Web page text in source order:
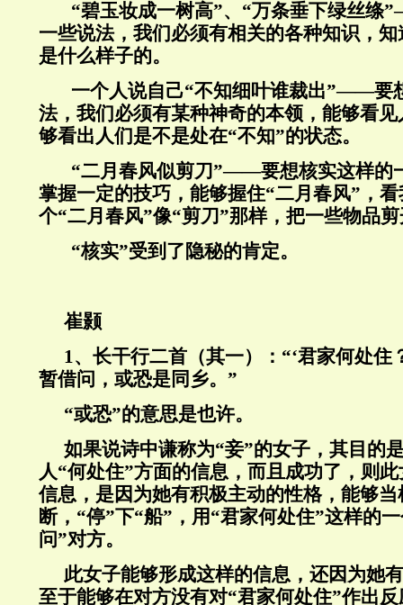
“碧玉妆成一树高”、“万条垂下绿丝
一些说法，我们必须有相关的各种知识，
是什么样子的。
一个人说自己“不知细叶谁裁出”——要
法，我们必须有某种神奇的本领，能够看
够看出人们是不是处在“不知”的状态。
“二月春风似剪刀”——要想核实这样的
掌握一定的技巧，能够握住“二月春风”，
个“二月春风”像“剪刀”那样，把一些物品
“核实”受到了隐秘的肯定。
崔颢
1、长干行二首（其一）：“‘君家何处住
暂借问，或恐是同乡。”
“或恐”的意思是也许。
如果说诗中谦称为“妾”的女子，其目的
人“何处住”方面的信息，而且成功了，则
信息，是因为她有积极主动的性格，能够当
断，“停”下“船”，用“君家何处住”这样的
问”对方。
此女子能够形成这样的信息，还因为她
至于能够在对方没有对“君家何处住”作出